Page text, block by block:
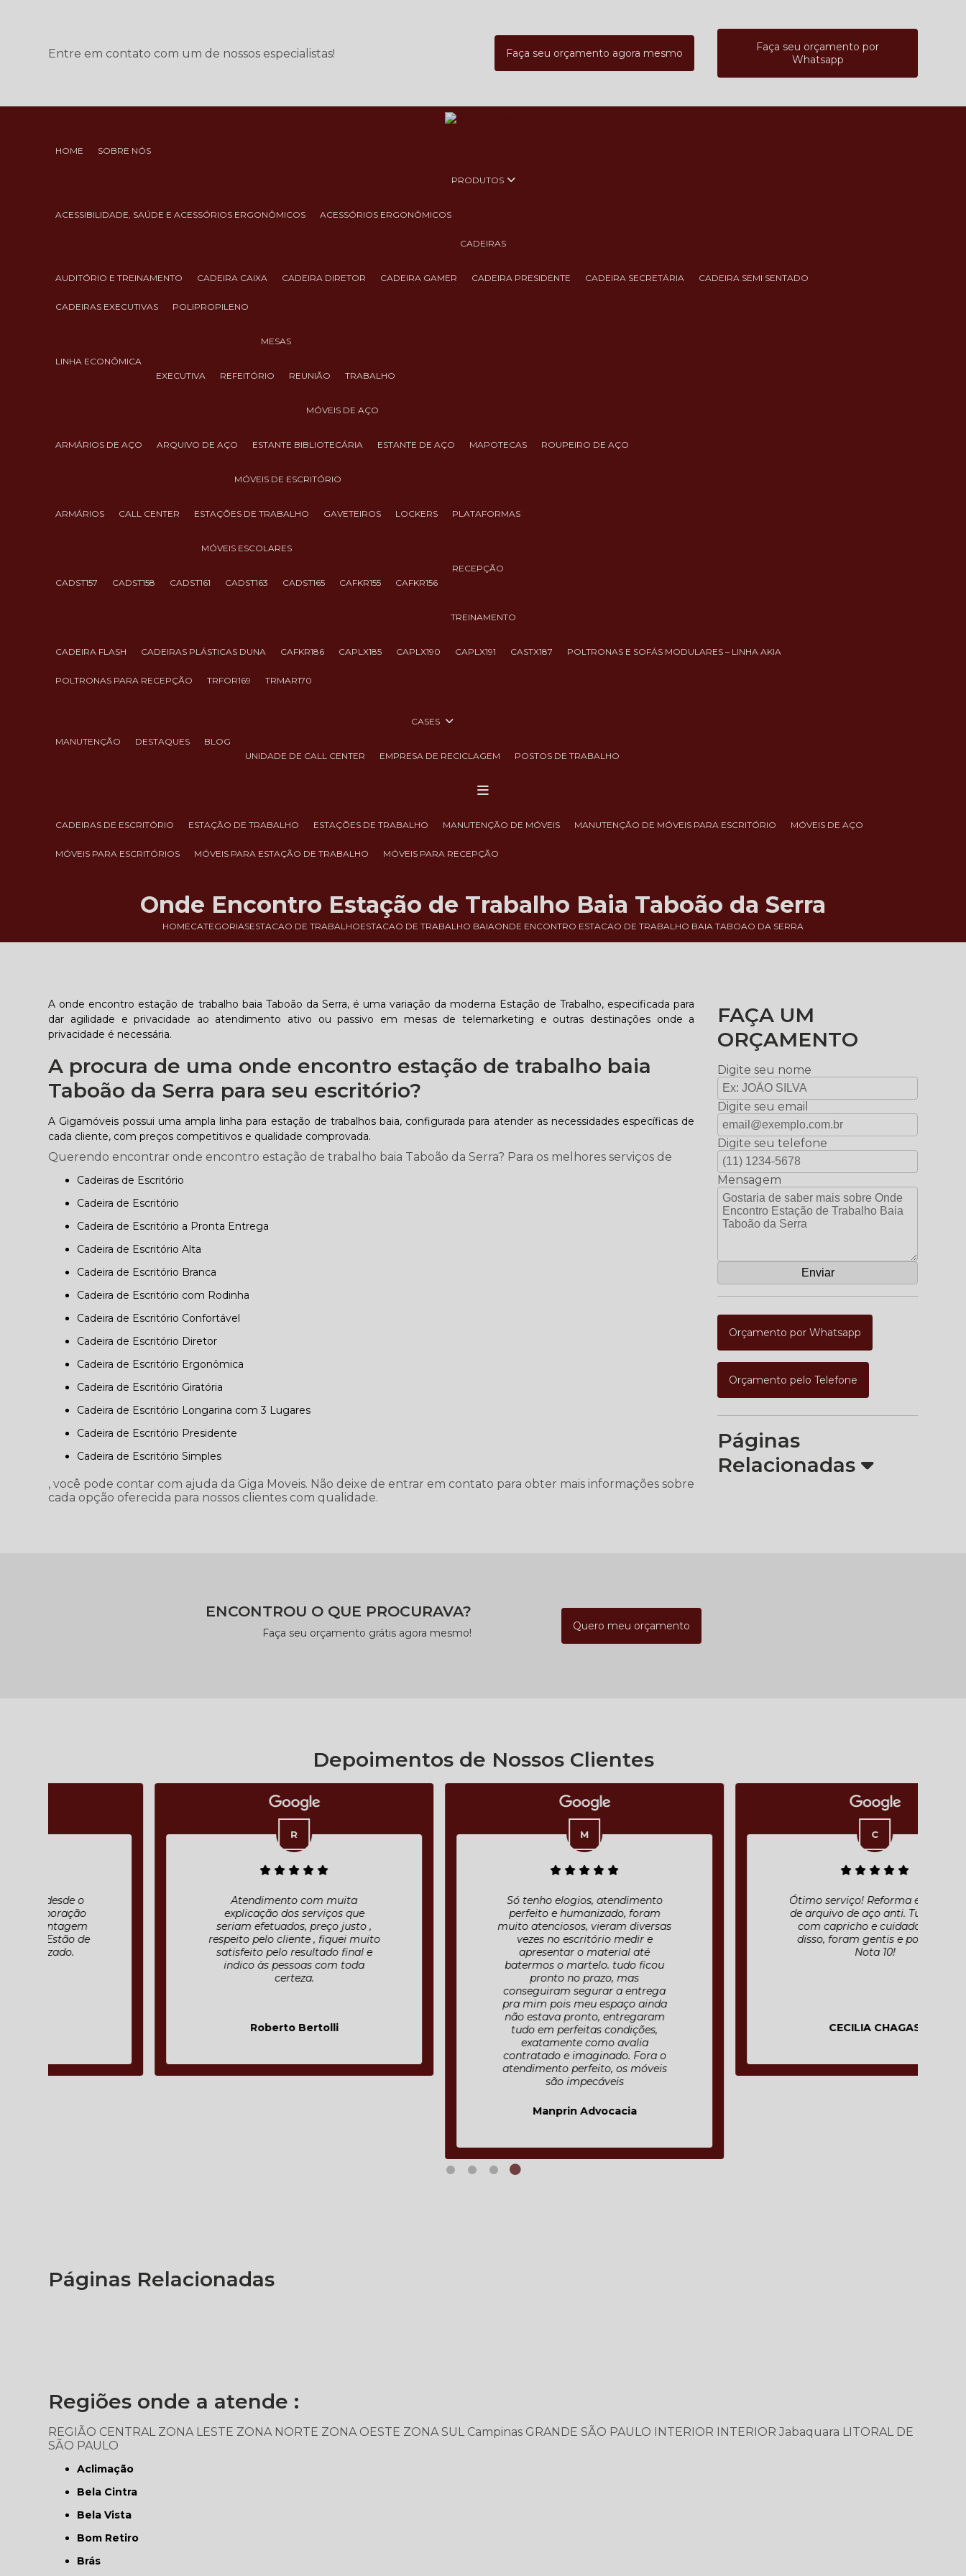
Entre em contato com um de nossos especialistas! Faça seu orçamento agora mesmo
Faça seu orçamento por
Whatsapp
HOME SOBRE NÓS
PRODUTOS
ACESSIBILIDADE, SAÚDE E ACESSÓRIOS ERGONÔMICOS ACESSÓRIOS ERGONÔMICOS
CADEIRAS
AUDITÓRIO E TREINAMENTO CADEIRA CAIXA CADEIRA DIRETOR CADEIRA GAMER CADEIRA PRESIDENTE CADEIRA SECRETÁRIA CADEIRA SEMI SENTADO
CADEIRAS EXECUTIVAS POLIPROPILENO
LINHA ECONÔMICA
MESAS
EXECUTIVA REFEITÓRIO REUNIÃO TRABALHO
MÓVEIS DE AÇO
ARMÁRIOS DE AÇO ARQUIVO DE AÇO ESTANTE BIBLIOTECÁRIA ESTANTE DE AÇO MAPOTECAS ROUPEIRO DE AÇO
MÓVEIS DE ESCRITÓRIO
ARMÁRIOS CALL CENTER ESTAÇÕES DE TRABALHO GAVETEIROS LOCKERS PLATAFORMAS
MÓVEIS ESCOLARES
CADST157 CADST158 CADST161 CADST163 CADST165 CAFKR155 CAFKR156
RECEPÇÃO
TREINAMENTO
CADEIRA FLASH CADEIRAS PLÁSTICAS DUNA CAFKR186 CAPLX185 CAPLX190 CAPLX191 CASTX187 POLTRONAS E SOFÁS MODULARES – LINHA AKIA
POLTRONAS PARA RECEPÇÃO TRFOR169 TRMAR170
MANUTENÇÃO DESTAQUES BLOG
CASES
UNIDADE DE CALL CENTER EMPRESA DE RECICLAGEM POSTOS DE TRABALHO
CADEIRAS DE ESCRITÓRIO ESTAÇÃO DE TRABALHO ESTAÇÕES DE TRABALHO MANUTENÇÃO DE MÓVEIS MANUTENÇÃO DE MÓVEIS PARA ESCRITÓRIO MÓVEIS DE AÇO
MÓVEIS PARA ESCRITÓRIOS MÓVEIS PARA ESTAÇÃO DE TRABALHO MÓVEIS PARA RECEPÇÃO
HOMECATEGORIASESTACAO DE TRABALHOESTACAO DE TRABALHO BAIAONDE ENCONTRO ESTACAO DE TRABALHO BAIA TABOAO DA SERRA
Onde Encontro Estação de Trabalho Baia Taboão da Serra
A onde encontro estação de trabalho baia Taboão da Serra, é uma variação da moderna Estação de Trabalho, especificada para
dar agilidade e privacidade ao atendimento ativo ou passivo em mesas de telemarketing e outras destinações onde a
privacidade é necessária.
A procura de uma onde encontro estação de trabalho baia
Taboão da Serra para seu escritório?
A Gigamóveis possui uma ampla linha para estação de trabalhos baia, configurada para atender as necessidades específicas de
cada cliente, com preços competitivos e qualidade comprovada.
Querendo encontrar onde encontro estação de trabalho baia Taboão da Serra? Para os melhores serviços de
Cadeiras de Escritório
Cadeira de Escritório
Cadeira de Escritório a Pronta Entrega
Cadeira de Escritório Alta
Cadeira de Escritório Branca
Cadeira de Escritório com Rodinha
Cadeira de Escritório Confortável
Cadeira de Escritório Diretor
Cadeira de Escritório Ergonômica
Cadeira de Escritório Giratória
Cadeira de Escritório Longarina com 3 Lugares
Cadeira de Escritório Presidente
Cadeira de Escritório Simples
, você pode contar com ajuda da Giga Moveis. Não deixe de entrar em contato para obter mais informações sobre
cada opção oferecida para nossos clientes com qualidade.
FAÇA UM
ORÇAMENTO
Digite seu nome
Digite seu email
Digite seu telefone
Mensagem
Orçamento por Whatsapp
Orçamento pelo Telefone
Páginas
Relacionadas
ENCONTROU O QUE PROCURAVA?
Faça seu orçamento grátis agora mesmo!
Quero meu orçamento
Depoimentos de Nossos Clientes
Atendimento com muita
explicação dos serviços que
seriam efetuados, preço justo ,
respeito pelo cliente , fiquei muito
satisfeito pelo resultado final e
indico às pessoas com toda
Só tenho elogios, atendimento
perfeito e humanizado, foram
muito atenciosos, vieram diversas
vezes no escritório medir e
apresentar o material até
batermos o martelo. tudo ficou
pronto no prazo, mas
conseguiram segurar a entrega
pra mim pois meu espaço ainda
não estava pronto, entregaram
tudo em perfeitas condições,
exatamente como avalia
contratado e imaginado. Fora o
atendimento perfeito, os móveis
Ótimo serviço! Reforma e pintura
de arquivo de aço anti. Tudo feito
com capricho e cuidado. Além
disso, foram gentis e pontuais.
Páginas Relacionadas
Regiões onde a atende :
REGIÃO CENTRAL ZONA LESTE ZONA NORTE ZONA OESTE ZONA SUL Campinas GRANDE SÃO PAULO INTERIOR INTERIOR Jabaquara LITORAL DE
SÃO PAULO
Aclimação
Bela Cintra
Bela Vista
Bom Retiro
Brás